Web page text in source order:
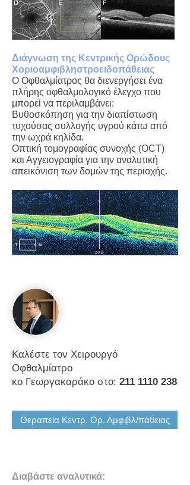
Διάγνωση της Κεντρικής Ορώδους
Χοριοαμφιβληστροειδοπάθειας
Ο Οφθαλμίατρος θα διενεργήσει ένα
πλήρης οφθαλμολογικό έλεγχο που
μπορεί να περιλαμβάνει:
Βυθοσκόπηση για την διαπίστωση
τυχούσας συλλογής υγρού κάτω από
την ωχρά κηλίδα.
Οπτική τομογραφίας συνοχής (OCT)
και Αγγειογραφία για την αναλυτική
απεικόνιση των δομών της περιοχής.
Καλέστε τον Χειρουργό
Οφθαλμίατρο
κο Γεωργακαράκο στο: 211 1110 238
Θεραπεία Κεντρ. Ορ. Αμφιβλ/πάθειας
Διαβάστε αναλυτικά: